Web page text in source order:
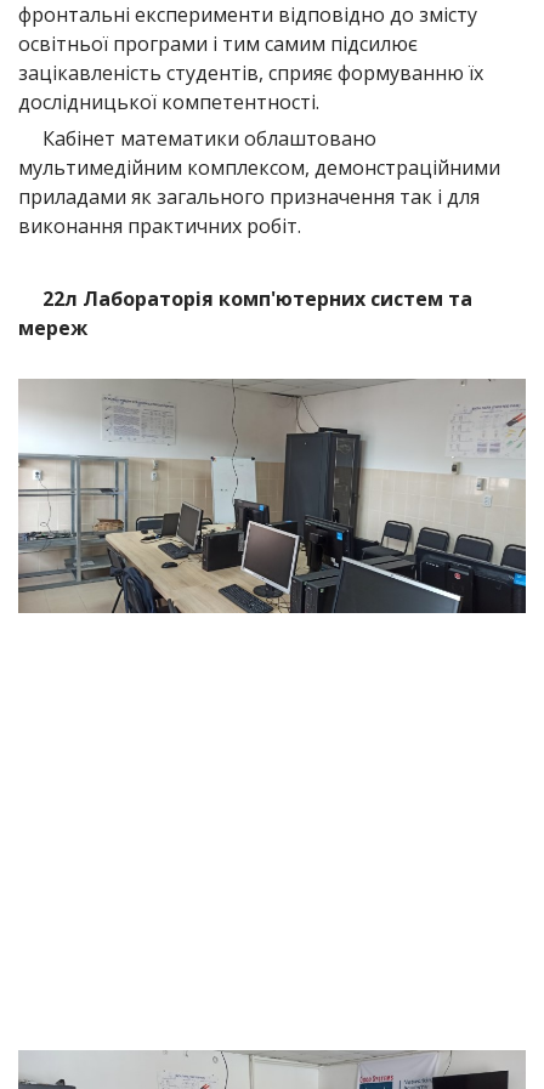
фронтальні експерименти відповідно до змісту
освітньої програми і тим самим підсилює
зацікавленість студентів, сприяє формуванню їх
дослідницької компетентності.
Кабінет математики облаштовано
мультимедійним комплексом, демонстраційними
приладами як загального призначення так і для
виконання практичних робіт.
22л Лабораторія комп'ютерних систем та
мереж